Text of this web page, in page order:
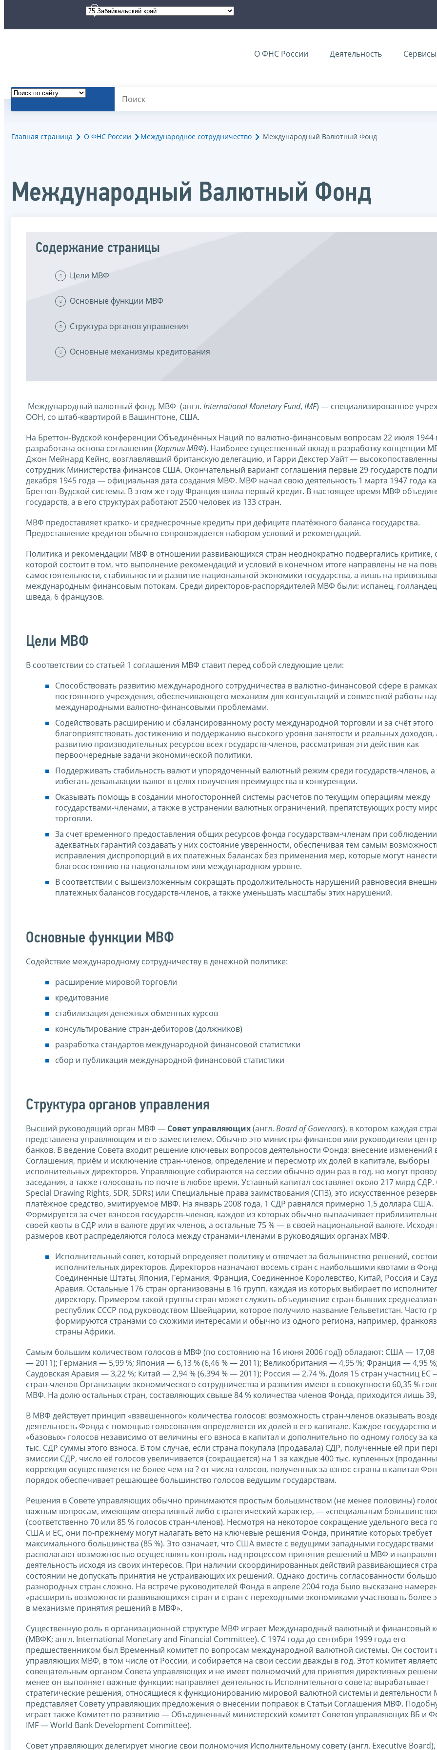
О ФНС России Деятельность Сервисы
Главная страница О ФНС России Международное сотрудничество Международный Валютный Фонд
Международный Валютный Фонд
Содержание страницы
Цели МВФ
Основные функции МВФ
Структура органов управления
Основные механизмы кредитования
Международный валютный фонд, МВФ (англ. International Monetary Fund, IMF) — специализированное
ООН, со штаб-квартирой в Вашингтоне, США.
На Бреттон-Вудской конференции Объединённых Наций по валютно-финансовым вопросам 22 июля 1944
разработана основа соглашения (Хартия МВФ). Наиболее существенный вклад в разработку концепции
Джон Мейнард Кейнс, возглавлявший британскую делегацию, и Гарри Декстер Уайт —
сотрудник Министерства финансов США. Окончательный вариант соглашения первые 29 государств
декабря 1945 года — официальная дата создания МВФ. МВФ начал свою деятельность 1 марта 1947 года
Бреттон-Вудской системы. В этом же году Франция взяла первый кредит. В настоящее время МВФ
государств, а в его структурах работают 2500 человек из 133 стран.
МВФ предоставляет кратко- и среднесрочные кредиты при дефиците платёжного баланса государства.
Предоставление кредитов обычно сопровождается набором условий и рекомендаций.
Политика и рекомендации МВФ в отношении развивающихся стран неоднократно подвергались критике,
которой состоит в том, что выполнение рекомендаций и условий в конечном итоге направлены не на
самостоятельности, стабильности и развитие национальной экономики государства, а лишь на
международным финансовым потокам. Среди директоров-распорядителей МВФ были: испанец,
шведа, 6 французов.
Цели МВФ
В соответствии со статьей 1 соглашения МВФ ставит перед собой следующие цели:
Способствовать развитию международного сотрудничества в валютно-финансовой сфере в рамках
постоянного учреждения, обеспечивающего механизм для консультаций и совместной работы
международными валютно-финансовыми проблемами.
Содействовать расширению и сбалансированному росту международной торговли и за счёт этого
благоприятствовать достижению и поддержанию высокого уровня занятости и реальных доходов,
развитию производительных ресурсов всех государств-членов, рассматривая эти действия как
первоочередные задачи экономической политики.
Поддерживать стабильность валют и упорядоченный валютный режим среди государств-членов, а
избегать девальвации валют в целях получения преимущества в конкуренции.
Оказывать помощь в создании многосторонней системы расчетов по текущим операциям между
государствами-членами, а также в устранении валютных ограничений, препятствующих росту
торговли.
За счет временного предоставления общих ресурсов фонда государствам-членам при соблюдении
адекватных гарантий создавать у них состояние уверенности, обеспечивая тем самым
исправления диспропорций в их платежных балансах без применения мер, которые могут
благосостоянию на национальном или международном уровне.
В соответствии с вышеизложенным сокращать продолжительность нарушений равновесия
платежных балансов государств-членов, а также уменьшать масштабы этих нарушений.
Основные функции МВФ
Содействие международному сотрудничеству в денежной политике:
расширение мировой торговли
кредитование
стабилизация денежных обменных курсов
консультирование стран-дебиторов (должников)
разработка стандартов международной финансовой статистики
сбор и публикация международной финансовой статистики
Структура органов управления
Высший руководящий орган МВФ — Совет управляющих(англ. Board of Governors), в котором каждая
представлена управляющим и его заместителем. Обычно это министры финансов или руководители
банков. В ведение Совета входит решение ключевых вопросов деятельности Фонда: внесение изменений
Соглашения, приём и исключение стран-членов, определение и пересмотр их долей в капитале, выборы
исполнительных директоров. Управляющие собираются на сессии обычно один раз в год, но могут
заседания, а также голосовать по почте в любое время. Уставный капитал составляет около 217 млрд СДР.
Special Drawing Rights, SDR, SDRs) или Специальные права заимствования (СПЗ), это искусственное
платёжное средство, эмитируемое МВФ. На январь 2008 года, 1 СДР равнялся примерно 1,5 доллара США.
Формируется за счет взносов государств-членов, каждое из которых обычно выплачивает
своей квоты в СДР или в валюте других членов, а остальные 75 % — в своей национальной валюте. Исходя
размеров квот распределяются голоса между странами-членами в руководящих органах МВФ.
Исполнительный совет, который определяет политику и отвечает за большинство решений,
исполнительных директоров. Директоров назначают восемь стран с наибольшими квотами в
Соединенные Штаты, Япония, Германия, Франция, Соединенное Королевство, Китай, Россия и
Аравия. Остальные 176 стран организованы в 16 групп, каждая из которых выбирает по
директору. Примером такой группы стран может служить объединение стран-бывших
республик СССР под руководством Швейцарии, которое получило название Гельветистан. Часто
формируются странами со схожими интересами и обычно из одного региона, например,
страны Африки.
Самым большим количеством голосов в МВФ (по состоянию на 16 июня 2006 год]) обладают: США — 17,08
— 2011); Германия — 5,99 %; Япония — 6,13 % (6,46 % — 2011); Великобритания — 4,95 %; Франция — 4,95
Саудовская Аравия — 3,22 %; Китай — 2,94 % (6,394 % — 2011); Россия — 2,74 %. Доля 15 стран участниц ЕС
стран-членов Организации экономического сотрудничества и развития имеют в совокупности 60,35 %
МВФ. На долю остальных стран, составляющих свыше 84 % количества членов Фонда, приходится лишь
В МВФ действует принцип «взвешенного» количества голосов: возможность стран-членов оказывать
деятельность Фонда с помощью голосования определяется их долей в его капитале. Каждое государство
«базовых» голосов независимо от величины его взноса в капитал и дополнительно по одному голосу за
тыс. СДР суммы этого взноса. В том случае, если страна покупала (продавала) СДР, полученные ей при
эмиссии СДР, число её голосов увеличивается (сокращается) на 1 за каждые 400 тыс. купленных
коррекция осуществляется не более чем на ? от числа голосов, полученных за взнос страны в капитал
порядок обеспечивает решающее большинство голосов ведущим государствам.
Решения в Совете управляющих обычно принимаются простым большинством (не менее половины)
важным вопросам, имеющим оперативный либо стратегический характер, — «специальным
(соответственно 70 или 85 % голосов стран-членов). Несмотря на некоторое сокращение удельного веса
США и ЕС, они по-прежнему могут налагать вето на ключевые решения Фонда, принятие которых требует
максимального большинства (85 %). Это означает, что США вместе с ведущими западными государствами
располагают возможностью осуществлять контроль над процессом принятия решений в МВФ и
деятельность исходя из своих интересов. При наличии скоординированных действий развивающиеся
состоянии не допускать принятия не устраивающих их решений. Однако достичь согласованности
разнородных стран сложно. На встрече руководителей Фонда в апреле 2004 года было высказано
«расширить возможности развивающихся стран и стран с переходными экономиками участвовать более
в механизме принятия решений в МВФ».
Существенную роль в организационной структуре МВФ играет Международный валютный и финансовый
(МВФК; англ. International Monetary and Financial Committee). C 1974 года до сентября 1999 года его
предшественником был Временный комитет по вопросам международной валютной системы. Он состоит
управляющих МВФ, в том числе от России, и собирается на свои сессии дважды в год. Этот комитет
совещательным органом Совета управляющих и не имеет полномочий для принятия директивных
менее он выполняет важные функции: направляет деятельность Исполнительного совета; вырабатывает
стратегические решения, относящиеся к функционированию мировой валютной системы и
представляет Совету управляющих предложения о внесении поправок в Статьи Соглашения МВФ.
играет также Комитет по развитию — Объединенный министерский комитет Советов управляющих ВБ и
IMF — World Bank Development Committee).
Совет управляющих делегирует многие свои полномочия Исполнительному совету (англ. Executive Board),